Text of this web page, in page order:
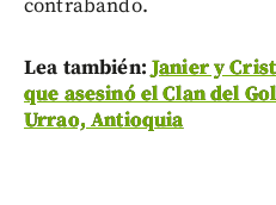
contrabando.
Lea también:Janier y
que asesinó el Clan del
Urrao, Antioquia